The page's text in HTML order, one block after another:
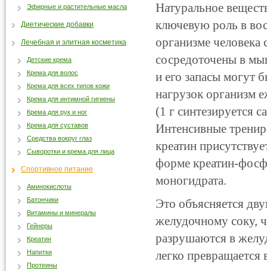
Натуральное
ключевую роль в
организме
сосредоточены в
и его запасы могут
нагрузок организм
(1 г синтезируется
Интенсивные
креатин
форме креатин-
моногидрата.
Это объясняется
желудочному соку,
разрушаются в
легко превращается
Эфирные и растительные масла
Диетические добавки
Лечебная и элитная косметика
Детские крема
Крема для волос
Крема для всех типов кожи
Крема для интимной гигиены
Крема для рук и ног
Крема для суставов
Средства вокруг глаз
Сыворотки и крема для лица
Спортивное питание
Аминокислоты
Батончики
Витамины и минералы
Гейнеры
Креатин
Напитки
Протеины